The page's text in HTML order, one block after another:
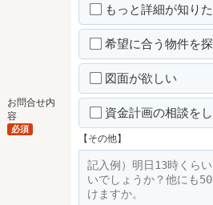
お問合せ内
容
必須
もっと詳細が知り
希望に合う物件を
図面が欲しい
資金計画の相談を
【その他】